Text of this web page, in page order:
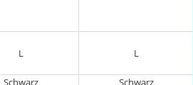
L L
Schwarz Schwarz